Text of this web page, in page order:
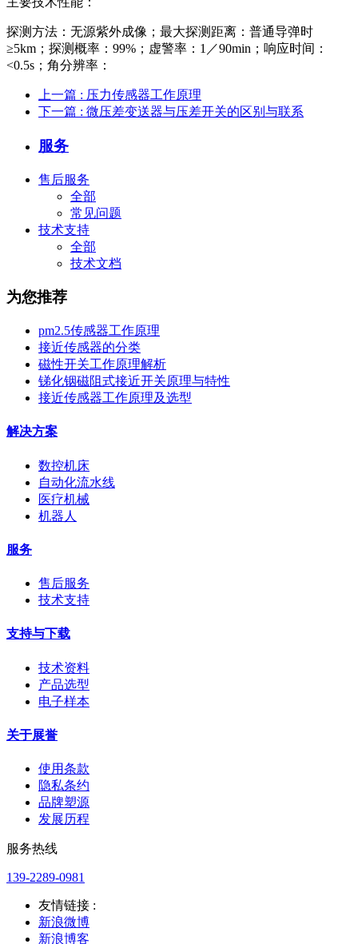
探测方法：无源紫外成像；最大探测距离：普通导弹时
≥5km；探测概率：99%；虚警率：1／90min；响应时间：
<0.5s；角分辨率：
上一篇 : 压力传感器工作原理
下一篇 : 微压差变送器与压差开关的区别与联系
服务
售后服务
全部
常见问题
技术支持
全部
技术文档
为您推荐
pm2.5传感器工作原理
接近传感器的分类
磁性开关工作原理解析
锑化铟磁阻式接近开关原理与特性
接近传感器工作原理及选型
解决方案
数控机床
自动化流水线
医疗机械
机器人
服务
售后服务
技术支持
支持与下载
技术资料
产品选型
电子样本
关于展誉
使用条款
隐私条约
品牌塑源
发展历程
服务热线
139-2289-0981
友情链接 :
新浪微博
新浪博客